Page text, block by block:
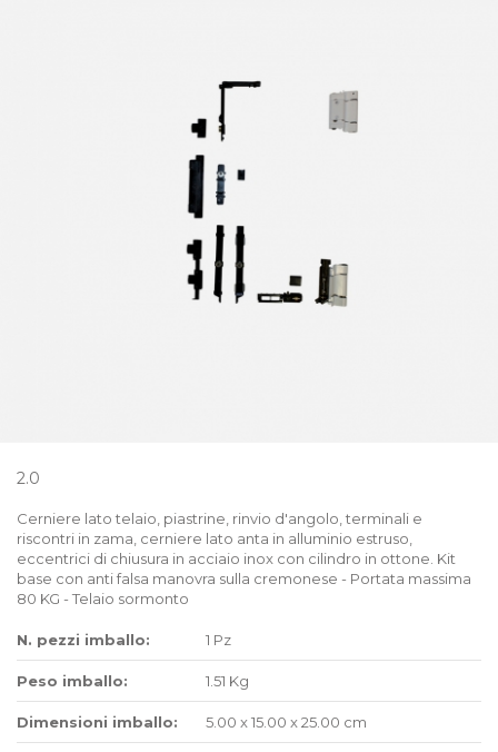
2.0
Cerniere lato telaio, piastrine, rinvio d'angolo, terminali e
riscontri in zama, cerniere lato anta in alluminio estruso,
eccentrici di chiusura in acciaio inox con cilindro in ottone. Kit
base con anti falsa manovra sulla cremonese - Portata massima
80 KG - Telaio sormonto
N. pezzi imballo: 1 Pz
Peso imballo: 1.51 Kg
Dimensioni imballo: 5.00 x 15.00 x 25.00 cm